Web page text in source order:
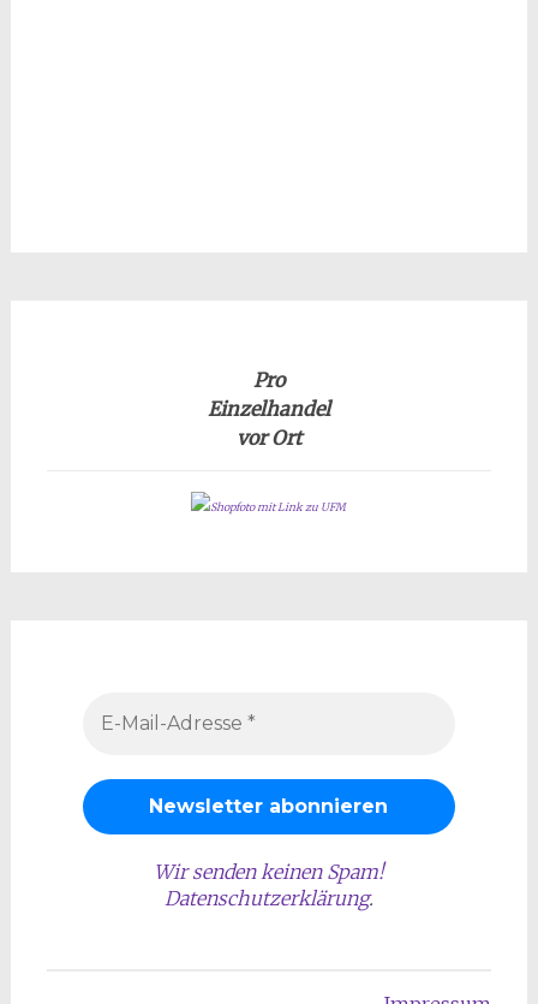
Pro
Einzelhandel
vor Ort
Shopfoto mit Link zu UFM
Wir senden keinen Spam!
Datenschutzerklärung.